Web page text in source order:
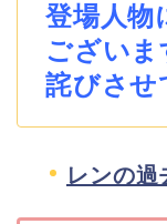
登場人物
ござい
詫びさせ
レンの過